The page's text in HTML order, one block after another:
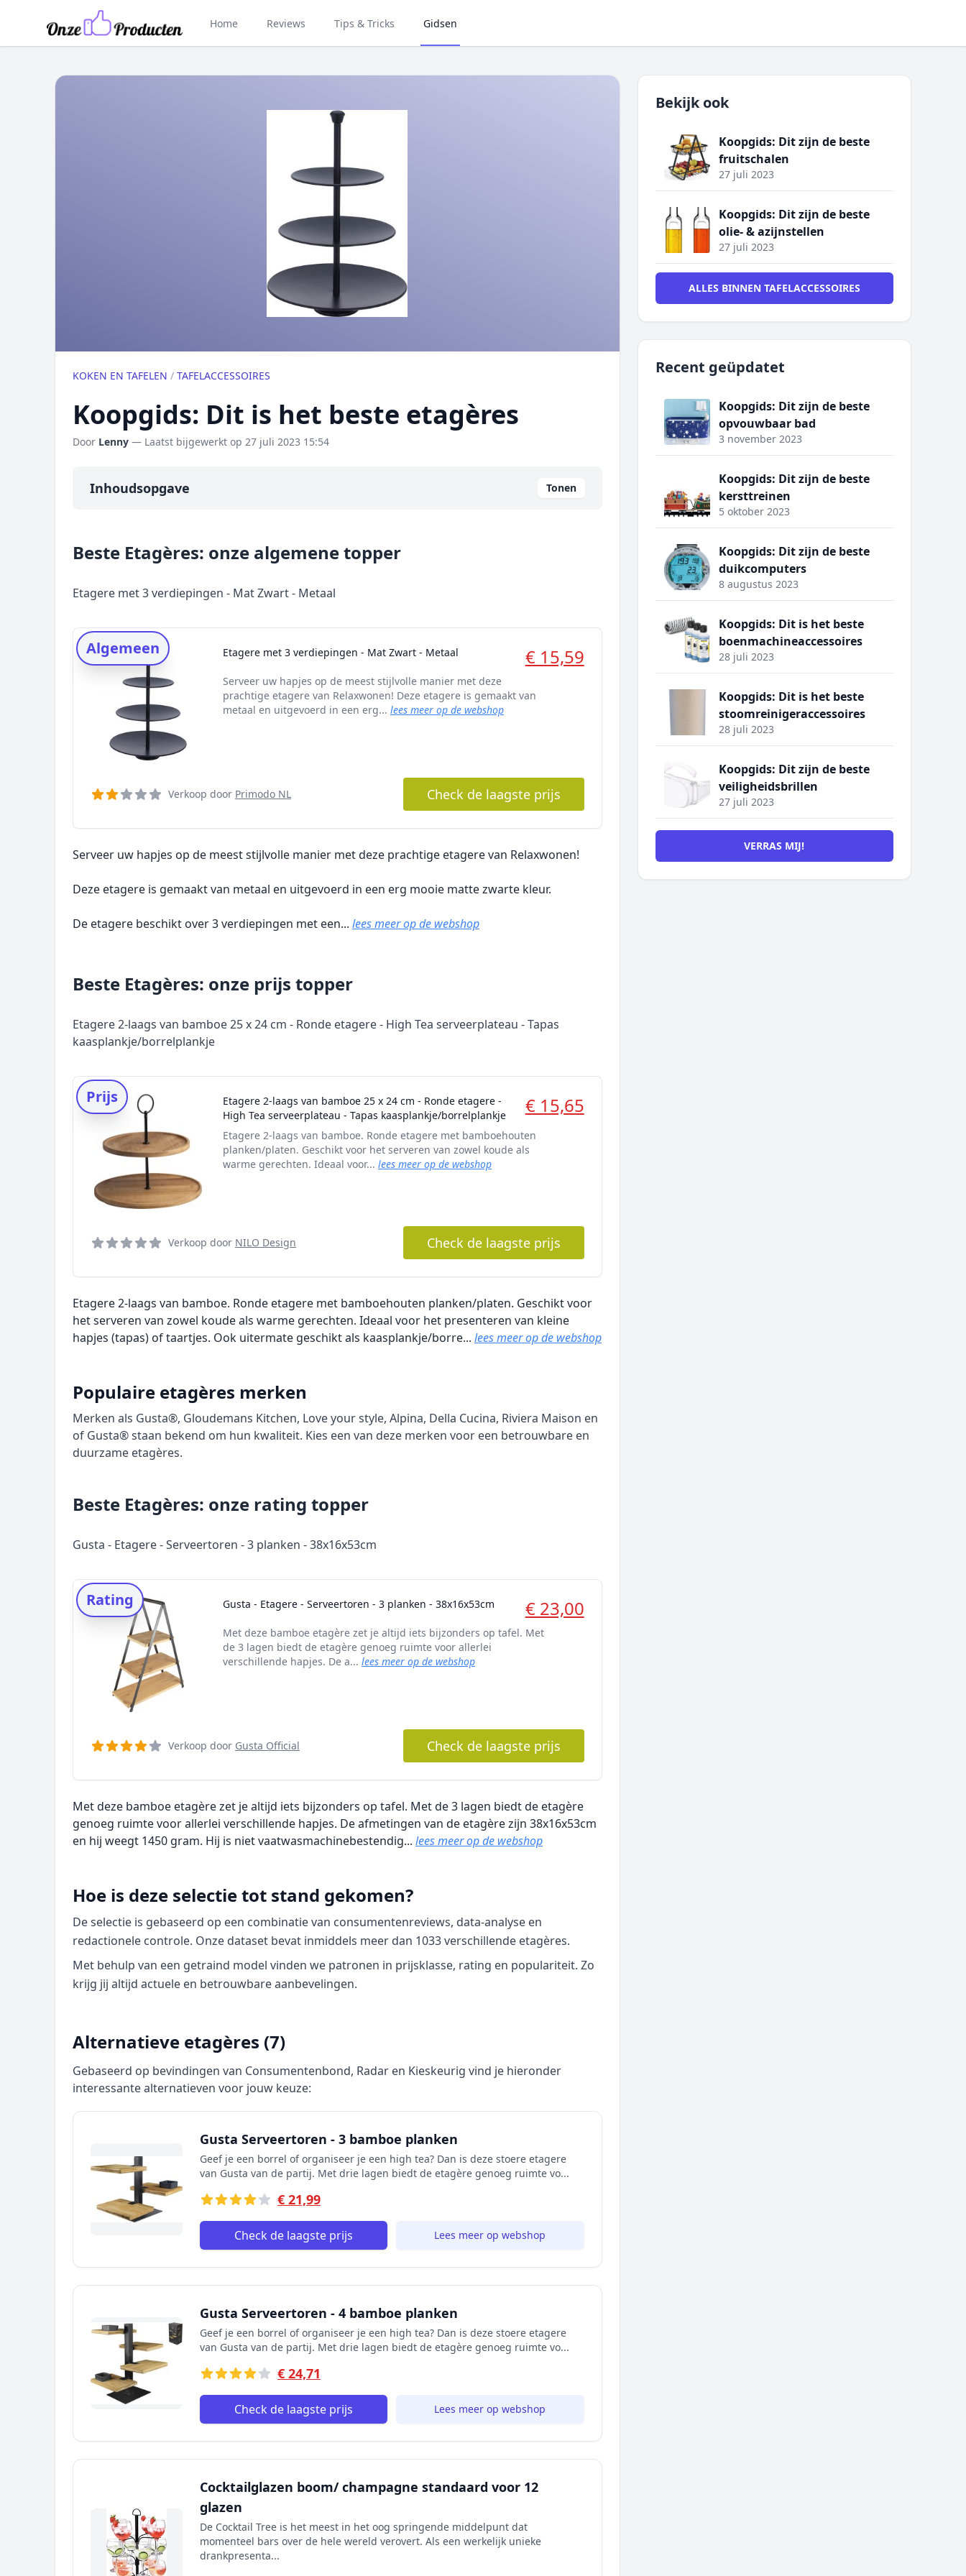
Home Reviews Tips & Tricks Gidsen
KOKEN EN TAFELEN / TAFELACCESSOIRES
Koopgids: Dit is het beste etagères
Door Lenny — Laatst bijgewerkt op 27 juli 2023 15:54
Inhoudsopgave Tonen
Onze algemene topper
Populaire merken
Rating topper
Onderzoeksmethode
Alternatieven
Prijsniveaus
Beste Etagères: onze algemene topper
Etagere met 3 verdiepingen - Mat Zwart - Metaal
Algemeen Etagere met 3 verdiepingen - Mat Zwart - Metaal € 15,59
Serveer uw hapjes op de meest stijlvolle manier met deze
prachtige etagere van Relaxwonen! Deze etagere is gemaakt van
metaal en uitgevoerd in een erg... lees meer op de webshop
Verkoop door Primodo NL Check de laagste prijs
Serveer uw hapjes op de meest stijlvolle manier met deze prachtige etagere van Relaxwonen!
Deze etagere is gemaakt van metaal en uitgevoerd in een erg mooie matte zwarte kleur.
De etagere beschikt over 3 verdiepingen met een... lees meer op de webshop
Beste Etagères: onze prijs topper
Etagere 2-laags van bamboe 25 x 24 cm - Ronde etagere - High Tea serveerplateau - Tapas
kaasplankje/borrelplankje
Prijs
Etagere 2-laags van bamboe 25 x 24 cm - Ronde etagere -
High Tea serveerplateau - Tapas kaasplankje/borrelplankje
€ 15,65
Etagere 2-laags van bamboe. Ronde etagere met bamboehouten
planken/platen. Geschikt voor het serveren van zowel koude als
warme gerechten. Ideaal voor... lees meer op de webshop
Verkoop door NILO Design Check de laagste prijs
Etagere 2-laags van bamboe. Ronde etagere met bamboehouten planken/platen. Geschikt voor
het serveren van zowel koude als warme gerechten. Ideaal voor het presenteren van kleine
hapjes (tapas) of taartjes. Ook uitermate geschikt als kaasplankje/borre... lees meer op de webshop
Populaire etagères merken
Merken als Gusta®, Gloudemans Kitchen, Love your style, Alpina, Della Cucina, Riviera Maison en
of Gusta® staan bekend om hun kwaliteit. Kies een van deze merken voor een betrouwbare en
duurzame etagères.
Beste Etagères: onze rating topper
Gusta - Etagere - Serveertoren - 3 planken - 38x16x53cm
Rating Gusta - Etagere - Serveertoren - 3 planken - 38x16x53cm € 23,00
Met deze bamboe etagère zet je altijd iets bijzonders op tafel. Met
de 3 lagen biedt de etagère genoeg ruimte voor allerlei
verschillende hapjes. De a... lees meer op de webshop
Verkoop door Gusta Official Check de laagste prijs
Met deze bamboe etagère zet je altijd iets bijzonders op tafel. Met de 3 lagen biedt de etagère
genoeg ruimte voor allerlei verschillende hapjes. De afmetingen van de etagère zijn 38x16x53cm
en hij weegt 1450 gram. Hij is niet vaatwasmachinebestendig... lees meer op de webshop
Hoe is deze selectie tot stand gekomen?
De selectie is gebaseerd op een combinatie van consumentenreviews, data‑analyse en
redactionele controle. Onze dataset bevat inmiddels meer dan 1033 verschillende etagères.
Met behulp van een getraind model vinden we patronen in prijsklasse, rating en populariteit. Zo
krijg jij altijd actuele en betrouwbare aanbevelingen.
Alternatieve etagères (7)
Gebaseerd op bevindingen van Consumentenbond, Radar en Kieskeurig vind je hieronder
interessante alternatieven voor jouw keuze:
Gusta Serveertoren - 3 bamboe planken
Geef je een borrel of organiseer je een high tea? Dan is deze stoere etagere
van Gusta van de partij. Met drie lagen biedt de etagère genoeg ruimte vo...
€ 21,99
Check de laagste prijs Lees meer op webshop
Gusta Serveertoren - 4 bamboe planken
Geef je een borrel of organiseer je een high tea? Dan is deze stoere etagere
van Gusta van de partij. Met drie lagen biedt de etagère genoeg ruimte vo...
€ 24,71
Check de laagste prijs Lees meer op webshop
Cocktailglazen boom/ champagne standaard voor 12
glazen
De Cocktail Tree is het meest in het oog springende middelpunt dat
momenteel bars over de hele wereld verovert. Als een werkelijk unieke
drankpresenta...
Bekijk ook
Koopgids: Dit zijn de beste
fruitschalen
27 juli 2023
Koopgids: Dit zijn de beste
olie- & azijnstellen
27 juli 2023
ALLES BINNEN TAFELACCESSOIRES
Recent geüpdatet
Koopgids: Dit zijn de beste
opvouwbaar bad
3 november 2023
Koopgids: Dit zijn de beste
kersttreinen
5 oktober 2023
Koopgids: Dit zijn de beste
duikcomputers
8 augustus 2023
Koopgids: Dit is het beste
boenmachineaccessoires
28 juli 2023
Koopgids: Dit is het beste
stoomreinigeraccessoires
28 juli 2023
Koopgids: Dit zijn de beste
veiligheidsbrillen
27 juli 2023
VERRAS MIJ!